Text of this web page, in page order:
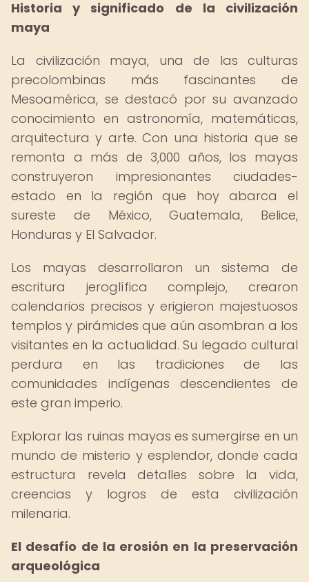
Historia y significado de la civilización
maya
La civilización maya, una de las culturas
precolombinas más fascinantes de
Mesoamérica, se destacó por su avanzado
conocimiento en astronomía, matemáticas,
arquitectura y arte. Con una historia que se
remonta a más de 3,000 años, los mayas
construyeron impresionantes ciudades-
estado en la región que hoy abarca el
sureste de México, Guatemala, Belice,
Honduras y El Salvador.
Los mayas desarrollaron un sistema de
escritura jeroglífica complejo, crearon
calendarios precisos y erigieron majestuosos
templos y pirámides que aún asombran a los
visitantes en la actualidad. Su legado cultural
perdura en las tradiciones de las
comunidades indígenas descendientes de
este gran imperio.
Explorar las ruinas mayas es sumergirse en un
mundo de misterio y esplendor, donde cada
estructura revela detalles sobre la vida,
creencias y logros de esta civilización
milenaria.
El desafío de la erosión en la preservación
arqueológica